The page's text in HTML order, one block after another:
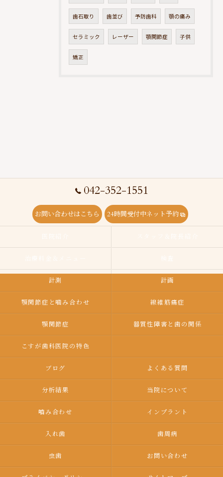
歯石取り 歯並び 予防歯科 顎の痛み
セラミック レーザー 顎関節症 子供
矯正
042-352-1551
お問い合わせはこちら 24時間受付中ネット予約
計測 計画
顎関節症と噛み合わせ 線維筋痛症
顎関節症 器質性障害と歯の関係
こすが歯科医院の特色
ブログ よくある質問
分析結果 当院について
嚙み合わせ インプラント
入れ歯 歯周病
虫歯 お問い合わせ